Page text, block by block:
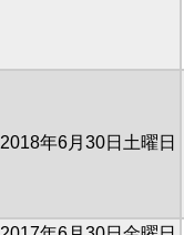
2018年6月30日土曜日